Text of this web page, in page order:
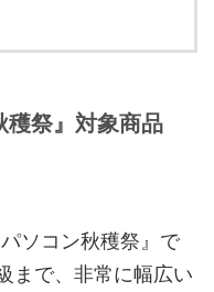
穫祭』対象商品
ソコン秋穫祭』で
まで、非常に幅広い